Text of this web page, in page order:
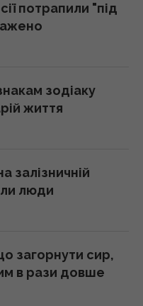
два величезних
деталі
їде з України під
гарантовано:
цибулі та часнику
євро: курс
потрапили "під
зодіаку
життя
залізничній
люди
загорнути сир,
в рази довше